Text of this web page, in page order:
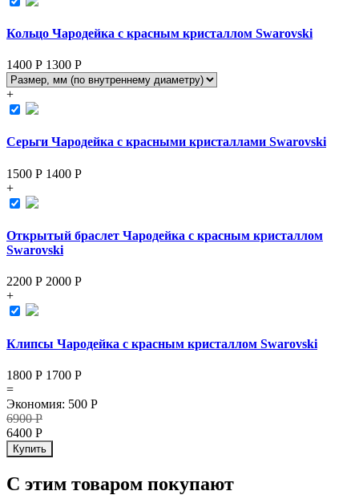
Кольцо Чародейка с красным кристаллом Swarovski
1400 Р 1300 Р
+
Серьги Чародейка с красными кристаллами Swarovski
1500 Р 1400 Р
+
Открытый браслет Чародейка с красным кристаллом
Swarovski
2200 Р 2000 Р
+
Клипсы Чародейка с красным кристаллом Swarovski
1800 Р 1700 Р
=
Экономия: 500 Р
6900Р
6400 Р
Купить
С этим товаром покупают